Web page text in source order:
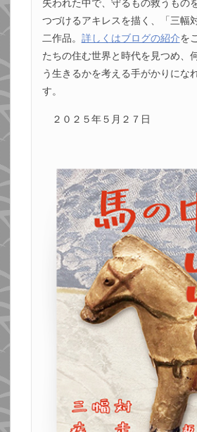
失われた中で、守るもの救うもの
つづけるアキレスを描く、「三幅
二作品。 詳しくはブログの紹介を
たちの住む世界と時代を見つめ、
う生きるかを考える手がかりにな
す。
２０２５年５月２７日